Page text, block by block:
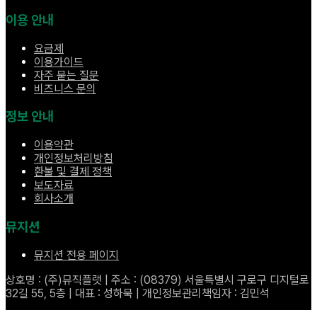
이용 안내
요금제
이용가이드
자주 묻는 질문
비즈니스 문의
정보 안내
이용약관
개인정보처리방침
환불 및 결제 정책
보도자료
회사소개
뮤지션
뮤지션 전용 페이지
상호명 : (주)뮤직플랫 | 주소 : (08379) 서울특별시 구로구 디지털로
32길 55, 5층 | 대표 : 성하묵 | 개인정보관리책임자 : 김민석